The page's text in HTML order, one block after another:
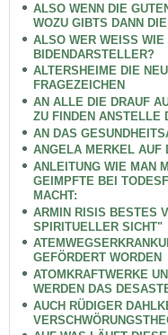
ALSO WENN DIE
WOZU GIBTS DANN
ALSO WER WEISS
BIDENDARSTELLER?
ALTERSHEIME DIE
FRAGEZEICHEN
AN ALLE DIE DRAUF
ZU FINDEN ANSTELLE
AN DAS
ANGELA MERKEL AUF
ANLEITUNG WIE MAN
GEIMPFTE BEI
MACHT:
ARMIN RISIS BESTES
SPIRITUELLER SICHT"
GEFÖRDERT WORDEN
ATOMKRAFTWERKE
WERDEN DAS
AUCH RÜDIGER